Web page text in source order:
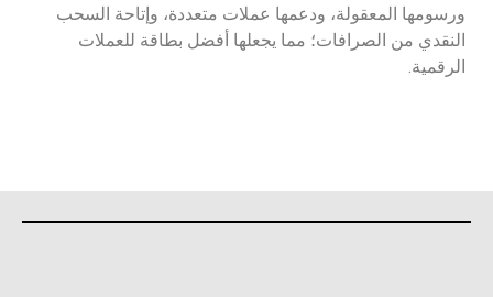
ورسومها المعقولة، ودعمها عملات متعددة، وإتاحة السحب
النقدي من الصرافات؛ مما يجعلها أفضل بطاقة للعملات
الرقمية.